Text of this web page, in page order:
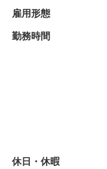
雇用形態
勤務時間
休日・休暇